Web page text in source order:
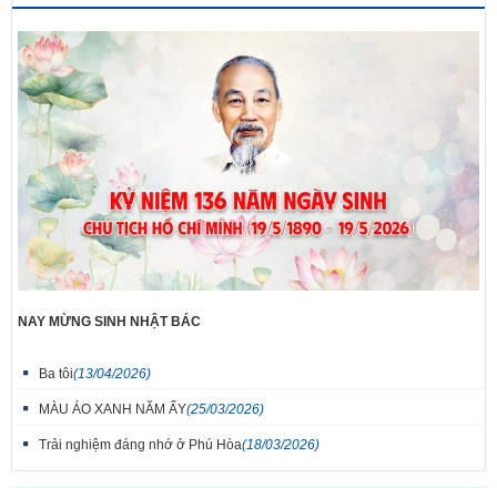
NAY MỪNG SINH NHẬT BÁC
Ba tôi(13/04/2026)
MÀU ÁO XANH NĂM ẤY(25/03/2026)
Trải nghiệm đáng nhớ ở Phú Hòa(18/03/2026)